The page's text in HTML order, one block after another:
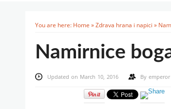
You are here: Home »Zdrava hrana i napici »
Namirnice
Updated on March 10, 2016 By emperor